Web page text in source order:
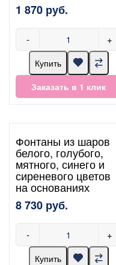
1 870 руб.
- +
Купить
Заказать в 1 клик
Фонтаны из шаров
белого, голубого,
мятного, синего и
сиреневого цветов
на основаниях
8 730 руб.
- +
Купить